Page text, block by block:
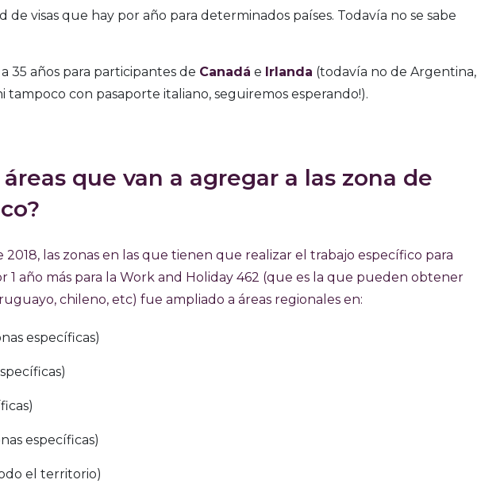
visas que hay por año para determinados países. Todavía no se sabe
35 años para participantes de Canadá e Irlanda (todavía no de Argentina,
tampoco con pasaporte italiano, seguiremos esperando!).
áreas que van a agregar a las zona de
las zonas en las que tienen que realizar el trabajo específico para
1 año más para la Work and Holiday 462 (que es la que pueden obtener
chileno, etc) fue ampliado a áreas regionales en:
específicas)
específicas)
el territorio)